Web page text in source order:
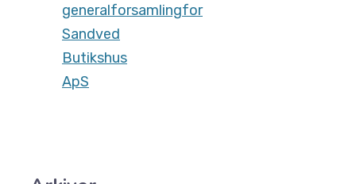
generalforsamlingfor
Sandved
Butikshus
ApS